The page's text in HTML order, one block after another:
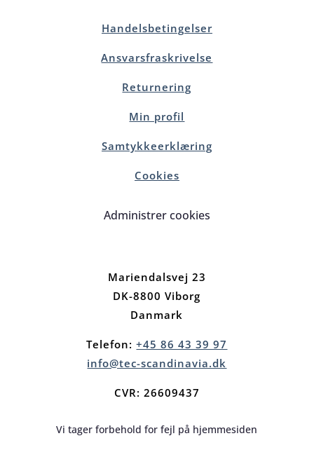
Handelsbetingelser
Ansvarsfraskrivelse
Returnering
Min profil
Samtykkeerklæring
Cookies
Administrer cookies
Mariendalsvej 23
DK-8800 Viborg
Danmark
Telefon:+45 86 43 39 97
info@tec-scandinavia.dk
CVR: 26609437
Vi tager forbehold for fejl på hjemmesiden